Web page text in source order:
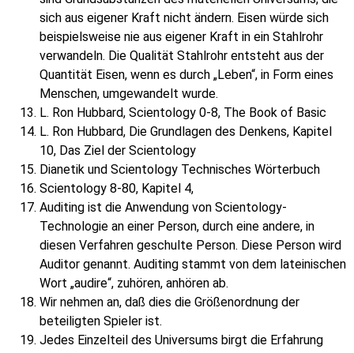
sich aus eigener Kraft nicht ändern. Eisen würde sich
beispielsweise nie aus eigener Kraft in ein Stahlrohr
verwandeln. Die Qualität Stahlrohr entsteht aus der
Quantität Eisen, wenn es durch „Leben“, in Form eines
Menschen, umgewandelt wurde.
L. Ron Hubbard, Scientology 0-8, The Book of Basic
L. Ron Hubbard, Die Grundlagen des Denkens, Kapitel
10, Das Ziel der Scientology
Dianetik und Scientology Technisches Wörterbuch
Scientology 8-80, Kapitel 4,
Auditing ist die Anwendung von Scientology-
Technologie an einer Person, durch eine andere, in
diesen Verfahren geschulte Person. Diese Person wird
Auditor genannt. Auditing stammt von dem lateinischen
Wort „audire“, zuhören, anhören ab.
Wir nehmen an, daß dies die Größenordnung der
beteiligten Spieler ist.
Jedes Einzelteil des Universums birgt die Erfahrung